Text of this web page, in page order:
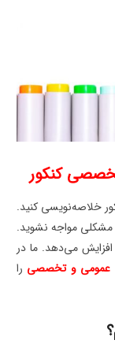
کنکور
خلاصه‌نویسی کنید.
مواجه نشوید.
افزایش می‌دهد. ما در
عمومی و تخصصی را